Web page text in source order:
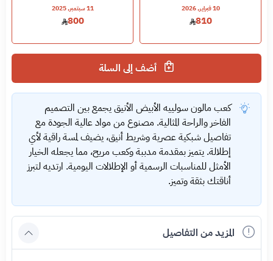
10 فبراير, 2026
810
11 سبتمبر, 2025
800
كعب مالون سولييه الأبيض الأنيق يجمع بين التصميم
الفاخر والراحة المثالية. مصنوع من مواد عالية الجودة مع
تفاصيل شبكية عصرية وشريط أنيق، يضيف لمسة راقية لأي
إطلالة. يتميز بمقدمة مدببة وكعب مريح، مما يجعله الخيار
الأمثل للمناسبات الرسمية أو الإطلالات اليومية. ارتديه لتبرز
أناقتك بثقة وتميز.
المزيد من التفاصيل